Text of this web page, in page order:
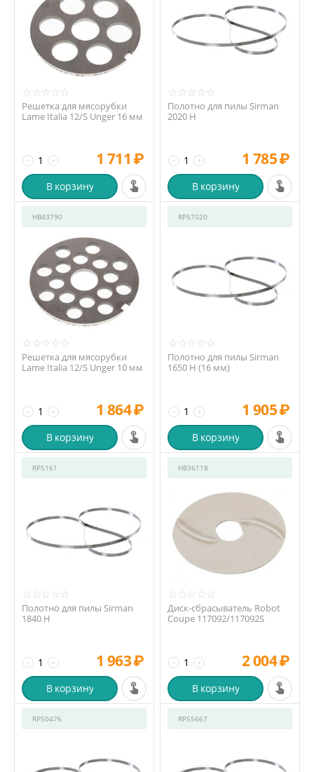
Решетка для мясорубки
Lame Italia 12/S Unger 16 мм
+
− 1 711 ₽
В корзину
Полотно для пилы Sirman
2020 H
+
− 1 785₽
В корзину
HB43790
Решетка для мясорубки
Lame Italia 12/S Unger 10 мм
+
− 1 864₽
В корзину
RP57020
Полотно для пилы Sirman
1650 H (16 мм)
+
− 1 905₽
В корзину
RP5161
Полотно для пилы Sirman
1840 H
+
− 1 963₽
В корзину
HB36118
Диск-сбрасыватель Robot
Coupe 117092/117092S
+
− 2 004₽
В корзину
RP50476 RP55667